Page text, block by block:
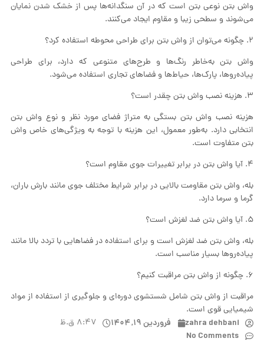
واش بتن نوعی بتن است که در آن سنگدانه‌ها پس از خشک شدن نمایان
می‌شوند و سطحی زیبا و مقاوم ایجاد می‌کنند.
۲. چگونه می‌توان از واش بتن برای طراحی محوطه استفاده کرد؟
واش بتن به‌خاطر رنگ‌ها و طرح‌های متنوعی که دارد، برای طراحی
پیاده‌روها، پارک‌ها، حیاط‌ها و فضاهای تجاری استفاده می‌شود.
۳. هزینه نصب واش بتن چقدر است؟
هزینه نصب واش بتن بستگی به متراژ فضای مورد نظر و نوع واش بتن
انتخابی دارد. به‌طور معمول، این هزینه با توجه به ویژگی‌های خاص واش
بتن متفاوت است.
۴. آیا واش بتن در برابر تغییرات جوی مقاوم است؟
بله، واش بتن مقاومت بالایی در برابر شرایط مختلف جوی مانند بارش باران،
گرما و سرما دارد.
۵. آیا واش بتن ضد لغزش است؟
بله، واش بتن ضد لغزش است و برای استفاده در فضاهایی با تردد بالا مانند
پیاده‌روها بسیار مناسب است.
۶. چگونه از واش بتن مراقبت کنیم؟
مراقبت از واش بتن شامل شستشوی دوره‌ای و جلوگیری از استفاده از مواد
شیمیایی قوی است.
zahra dehbani فروردین ۱۹, ۱۴۰۴ ۸:۴۷ ق.ظ
No Comments